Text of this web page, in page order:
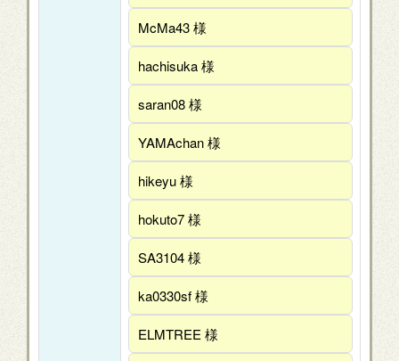
McMa43 様
hachisuka 様
saran08 様
YAMAchan 様
hikeyu 様
hokuto7 様
SA3104 様
ka0330sf 様
ELMTREE 様